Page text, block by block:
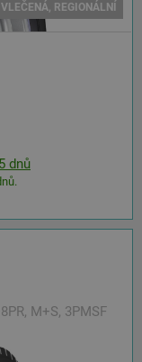
REGIONÁLNÍ
dnů
M+S, 3PMSF